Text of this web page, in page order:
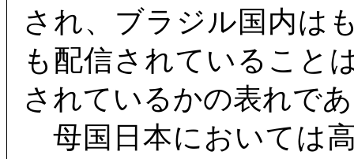
され、ブラジル国内は
も配信されていること
されているかの表れで
母国日本においては